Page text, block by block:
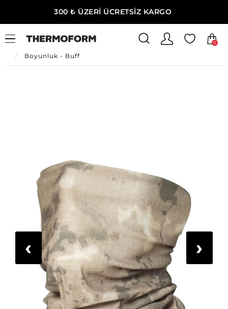
300 ₺ ÜZERİ ÜCRETSİZ KARGO
0
Ana Sayfa
Erkek Termal Aksesuar
Boyunluk - Buff
‹ ›